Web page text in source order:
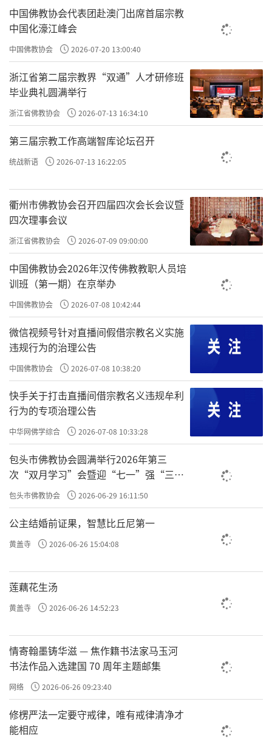
中国佛教协会代表团赴澳门出席首届宗教
中国化濠江峰会
中国佛教协会 2026-07-20 13:00:40
浙江省第二届宗教界“双通”人才研修班
毕业典礼圆满举行
浙江省佛教协会 2026-07-13 16:34:10
第三届宗教工作高端智库论坛召开
统战新语 2026-07-13 16:22:05
衢州市佛教协会召开四届四次会长会议暨
四次理事会议
浙江省佛教协会 2026-07-09 09:00:00
中国佛教协会2026年汉传佛教教职人员培
训班（第一期）在京举办
中国佛教协会 2026-07-08 10:42:44
微信视频号针对直播间假借宗教名义实施
违规行为的治理公告
中国佛教协会 2026-07-08 10:38:20
快手关于打击直播间借宗教名义违规牟利
行为的专项治理公告
中华网佛学综合 2026-07-08 10:33:28
包头市佛教协会圆满举行2026年第三
次“双月学习”会暨迎“七一”强“三
爱”主题书画笔会
包头市佛教协会 2026-06-29 16:11:50
公主结婚前证果，智慧比丘尼第一
黄盖寺 2026-06-26 15:04:08
莲藕花生汤
黄盖寺 2026-06-26 14:52:23
情寄翰墨铸华滋 — 焦作籍书法家马玉河
书法作品入选建国 70 周年主题邮集
网络 2026-06-26 09:23:40
修楞严法一定要守戒律，唯有戒律清净才
能相应